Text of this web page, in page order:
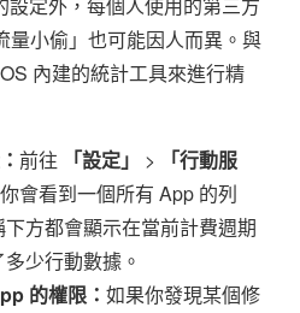
量小偷」也可能因人而異。與
內建的統計工具來進行精
前往 「設定」 >
「行動服
會看到一個所有 App 的列
方都會顯示在當前計費週期
少行動數據。
的權限： 如果你發現某個修